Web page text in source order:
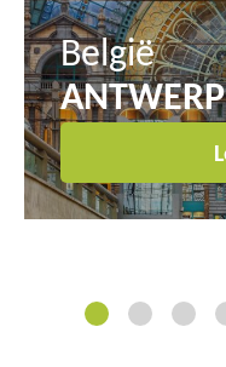
België